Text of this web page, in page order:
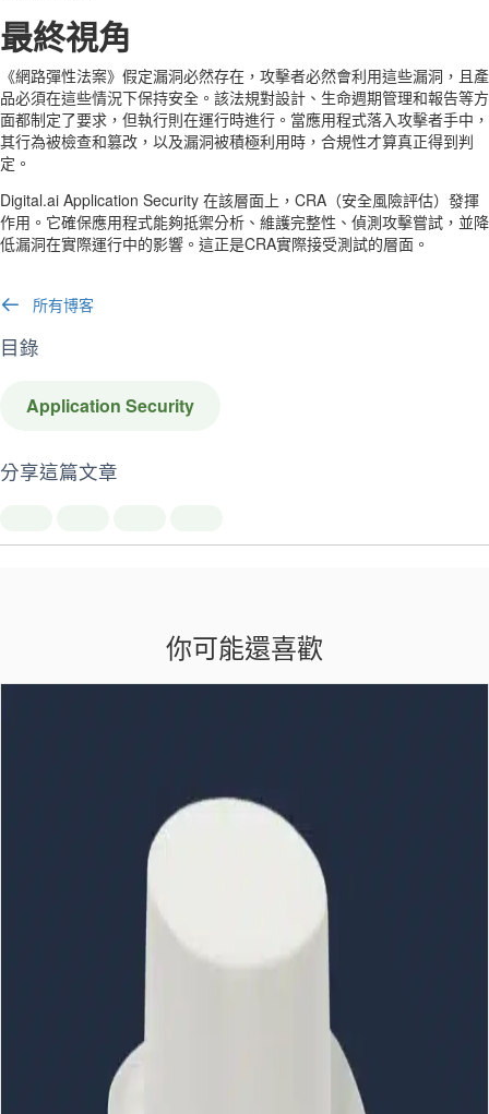
所有博客
目錄
Application Security
分享這篇文章
最終視角
《網路彈性法案》假定漏洞必然存在，攻擊者必然會利用這些漏洞，且產
品必須在這些情況下保持安全。該法規對設計、生命週期管理和報告等方
面都制定了要求，但執行則在運行時進行。當應用程式落入攻擊者手中，
其行為被檢查和篡改，以及漏洞被積極利用時，合規性才算真正得到判
定。
Digital.ai Application Security 在該層面上，CRA（安全風險評估）發揮
作用。它確保應用程式能夠抵禦分析、維護完整性、偵測攻擊嘗試，並降
低漏洞在實際運行中的影響。這正是CRA實際接受測試的層面。
你可能還喜歡